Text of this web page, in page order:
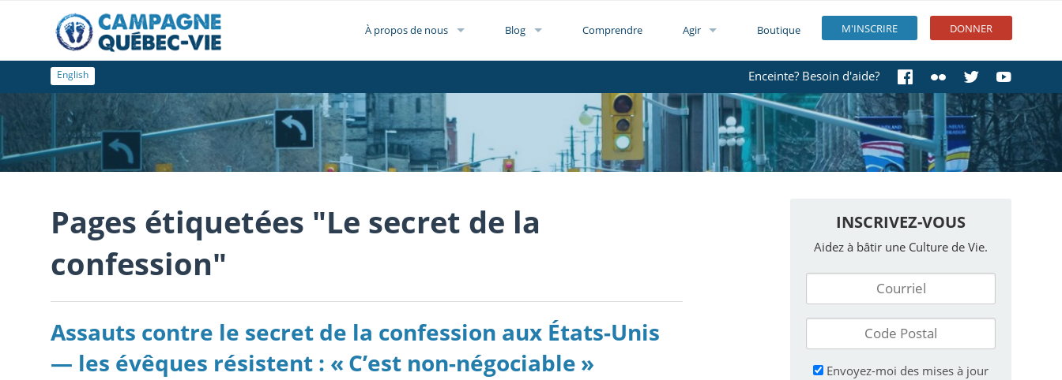
M'INSCRIRE DONNER
À propos de nous Blog Comprendre Agir Boutique
Enceinte? Besoin d'aide?
English
Pages étiquetées "Le secret de la
confession"
Assauts contre le secret de la confession aux États-Unis
— les évêques résistent : « C’est non-négociable »
INSCRIVEZ-VOUS
Aidez à bâtir une Culture de Vie.
Envoyez-moi des mises à jour